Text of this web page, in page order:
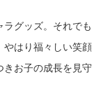
グッズ。それでも
やはり福々しい笑顔
きお子の成長を見守